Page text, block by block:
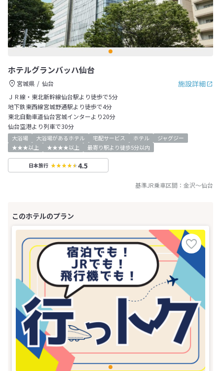
ホテルグランバッハ仙台
施設詳細
宮城県
仙台
ＪＲ線・東北新幹線仙台駅より徒歩で5分
地下鉄東西線宮城野通駅より徒歩で4分
東北自動車道仙台宮城インターより20分
仙台空港より列車で30分
大浴場 大浴場があるホテル 宅配サービス ホテル
ジャグジー
★★★以上
★★★★以上 最寄り駅より徒歩5分以内
日本旅行 4.5
基準JR乗車区間： 金沢～仙台